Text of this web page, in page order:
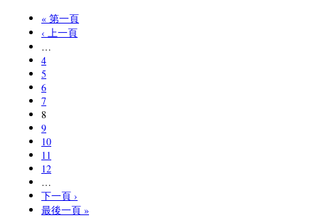
« 第一頁
‹ 上一頁
…
4
5
6
7
8
9
10
11
12
…
下一頁 ›
最後一頁 »